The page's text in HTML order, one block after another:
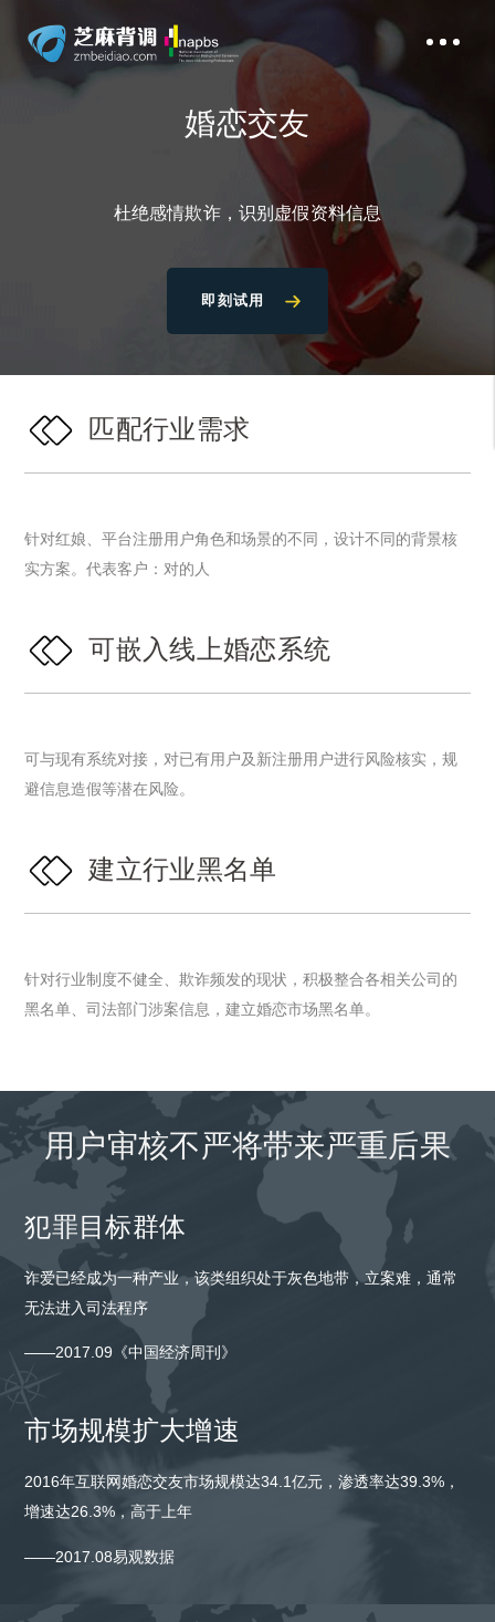
婚恋交友
杜绝感情欺诈，识别虚假资料信息
即刻试用
匹配行业需求
针对红娘、平台注册用户角色和场景的不同，设计不同的背景核
实方案。代表客户：对的人
可嵌入线上婚恋系统
可与现有系统对接，对已有用户及新注册用户进行风险核实，规
避信息造假等潜在风险。
建立行业黑名单
针对行业制度不健全、欺诈频发的现状，积极整合各相关公司的
黑名单、司法部门涉案信息，建立婚恋市场黑名单。
用户审核不严将带来严重后果
犯罪目标群体
诈爱已经成为一种产业，该类组织处于灰色地带，立案难，通常
无法进入司法程序
——2017.09《中国经济周刊》
市场规模扩大增速
2016年互联网婚恋交友市场规模达34.1亿元，渗透率达39.3%，
增速达26.3%，高于上年
——2017.08易观数据